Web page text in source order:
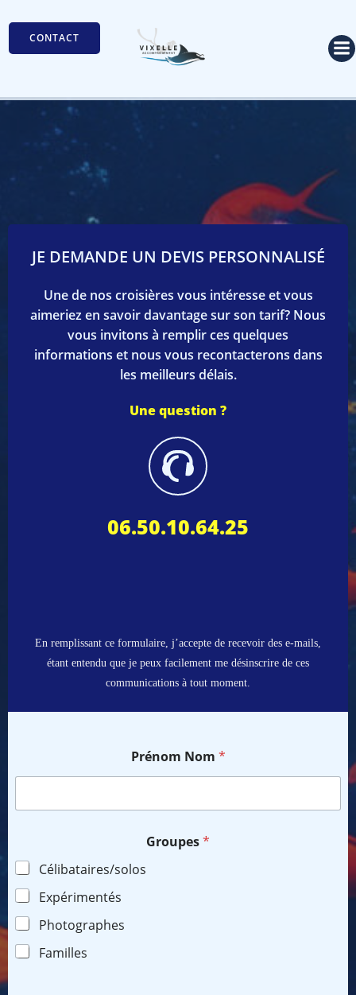
contenu
CONTACT
JE DEMANDE UN DEVIS PERSONNALISÉ
Une de nos croisières vous intéresse et vous
aimeriez en savoir davantage sur son tarif? Nous
vous invitons à remplir ces quelques
informations et nous vous recontacterons dans
les meilleurs délais.
Une question ?
06.50.10.64.25
En remplissant ce formulaire, j’accepte de recevoir des e-mails,
étant entendu que je peux facilement me désinscrire de ces
communications à tout moment.
Prénom Nom *
Groupes*
Célibataires/solos
Expérimentés
Photographes
Familles